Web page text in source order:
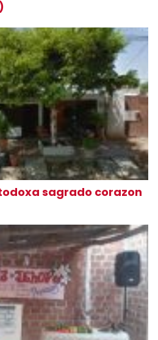
sagrado corazon